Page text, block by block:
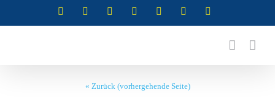
Inhalt
InstagramInstagramInstagramInstagramFacebook
« Zurück (vorhergehende Seite)